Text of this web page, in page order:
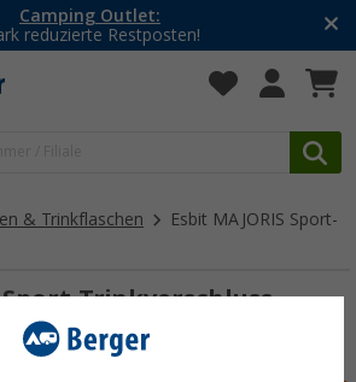
Camping Outlet:
reduzierte Restposten!
& Trinkflaschen
Esbit MAJORIS Sport-
Sport-Trinkverschluss